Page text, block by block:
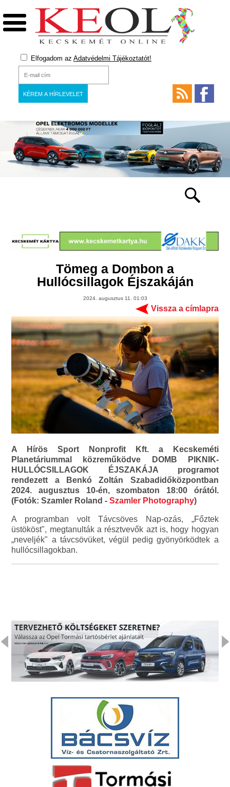
Elfogadom az Adatvédelmi Tájékoztatót!
Tömeg a Dombon a
Hullócsillagok Éjszakáján
2024. augusztus 11. 01:03
Vissza a címlapra
A Hírös Sport Nonprofit Kft. a Kecskeméti
Planetáriummal közreműködve DOMB PIKNIK-
HULLÓCSILLAGOK ÉJSZAKÁJA programot
rendezett a Benkó Zoltán Szabadidőközpontban
2024. augusztus 10-én, szombaton 18:00 órától.
(Fotók: Szamler Roland -Szamler Photography)
A programban volt Távcsöves Nap-ozás, „Főztek
üstököst", megtanulták a résztvevők azt is, hogy hogyan
„neveljék" a távcsövüket, végül pedig gyönyörködtek a
hullócsillagokban.